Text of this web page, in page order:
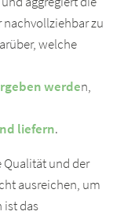
nachvollziehbar zu
welche
werden,
liefern.
Qualität und der
ausreichen, um
ist das